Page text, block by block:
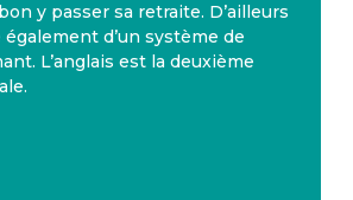
y passer sa retraite. D’ailleurs
d’un système de
L’anglais est la deuxième